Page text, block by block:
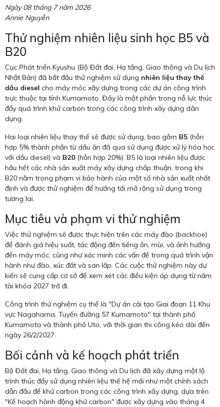
Ngày 08 tháng 7 năm 2026
Annie Nguyễn
Thử nghiệm nhiên liệu sinh học B5 và
B20
Cục Phát triển Kyushu (Bộ Đất đai, Hạ tầng, Giao thông và Du lịch
Nhật Bản) đã bắt đầu thử nghiệm sử dụng nhiên liệu thay thế
dầu diesel cho máy móc xây dựng trong các dự án công trình
trực thuộc tại tỉnh Kumamoto. Đây là một phần trong nỗ lực thúc
đẩy quá trình khử carbon trong các công trình xây dựng dân
dụng.
Hai loại nhiên liệu thay thế sẽ được sử dụng, bao gồm B5 (hỗn
hợp 5% thành phần từ dầu ăn đã qua sử dụng được xử lý hóa học
với dầu diesel) và B20 (hỗn hợp 20%). B5 là loại nhiên liệu được
hầu hết các nhà sản xuất máy xây dựng chấp thuận, trong khi
B20 nằm trong phạm vi bảo hành của một số nhà sản xuất nhất
định và được thử nghiệm để hướng tới mở rộng sử dụng trong
tương lai.
Mục tiêu và phạm vi thử nghiệm
Việc thử nghiệm sẽ được thực hiện trên các máy đào (backhoe)
để đánh giá hiệu suất, tác động đến tiếng ồn, mùi, và ảnh hưởng
đến máy móc, cũng như xác minh các vấn đề trong quá trình vận
hành như đào, xúc đất và san lấp. Các cuộc thử nghiệm này dự
kiến sẽ cung cấp cơ sở để xem xét các điều kiện áp dụng từ năm
tài khóa 2027 trở đi.
Công trình thử nghiệm cụ thể là "Dự án cải tạo Giai đoạn 11 Khu
vực Nagahama, Tuyến đường 57 Kumamoto" tại thành phố
Kumamoto và thành phố Uto, với thời gian thi công kéo dài đến
ngày 26/2/2027.
Bối cảnh và kế hoạch phát triển
Bộ Đất đai, Hạ tầng, Giao thông và Du lịch đã xây dựng một lộ
trình thúc đẩy sử dụng nhiên liệu thế hệ mới như một chính sách
dẫn đầu để khử carbon trong các công trình xây dựng, dựa trên
"Kế hoạch hành động khử carbon" được xây dựng vào tháng 4